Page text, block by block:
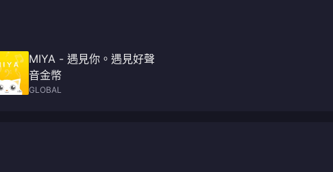
MIYA - 遇見你。遇見好聲
音金幣
GLOBAL